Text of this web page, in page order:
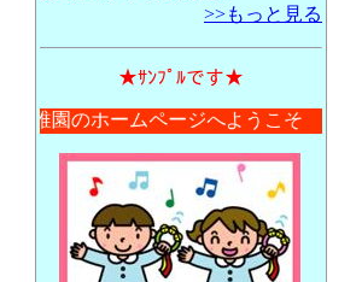
>>もっと見る
★ｻﾝﾌﾟﾙです★
幼稚園のホームページへようこそ